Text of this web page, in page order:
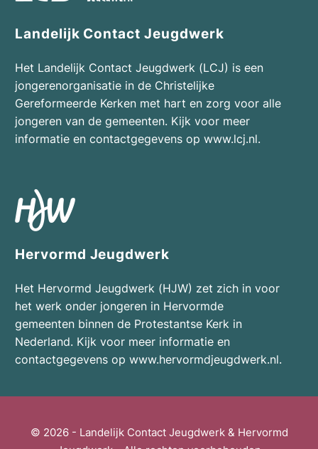
Landelijk Contact Jeugdwerk
Het Landelijk Contact Jeugdwerk (LCJ) is een
jongerenorganisatie in de Christelijke
Gereformeerde Kerken met hart en zorg voor alle
jongeren van de gemeenten. Kijk voor meer
informatie en contactgegevens op www.lcj.nl.
Hervormd Jeugdwerk
Het Hervormd Jeugdwerk (HJW) zet zich in voor
het werk onder jongeren in Hervormde
gemeenten binnen de Protestantse Kerk in
Nederland. Kijk voor meer informatie en
contactgegevens op www.hervormdjeugdwerk.nl.
© 2026 - Landelijk Contact Jeugdwerk& Hervormd